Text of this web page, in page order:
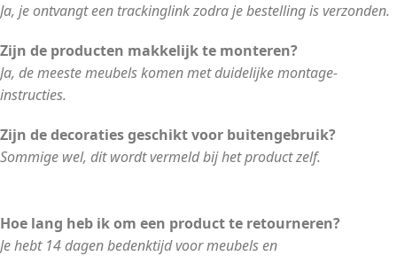
Ja, je ontvangt een trackinglink zodra je bestelling is verzonden.
Zijn de producten makkelijk te monteren?
Ja, de meeste meubels komen met duidelijke montage-
instructies.
Zijn de decoraties geschikt voor buitengebruik?
Sommige wel, dit wordt vermeld bij het product zelf.
Hoe lang heb ik om een product te retourneren?
Je hebt 14 dagen bedenktijd voor meubels en